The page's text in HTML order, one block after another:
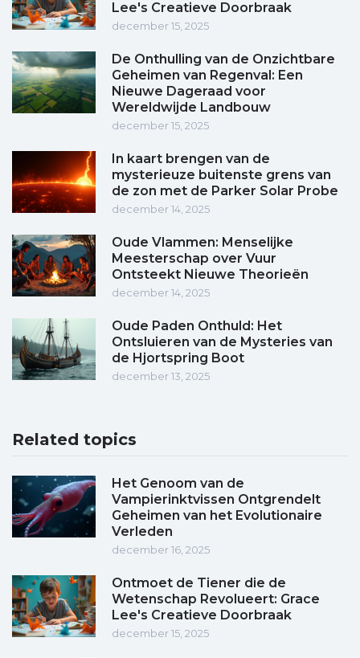
Lee's Creatieve Doorbraak
december 15, 2025
De Onthulling van de Onzichtbare
Geheimen van Regenval: Een
Nieuwe Dageraad voor
Wereldwijde Landbouw
december 15, 2025
In kaart brengen van de
mysterieuze buitenste grens van
de zon met de Parker Solar Probe
december 14, 2025
Oude Vlammen: Menselijke
Meesterschap over Vuur
Ontsteekt Nieuwe Theorieën
december 14, 2025
Oude Paden Onthuld: Het
Ontsluieren van de Mysteries van
de Hjortspring Boot
december 13, 2025
Related topics
Het Genoom van de
Vampierinktvissen Ontgrendelt
Geheimen van het Evolutionaire
Verleden
december 16, 2025
Ontmoet de Tiener die de
Wetenschap Revolueert: Grace
Lee's Creatieve Doorbraak
december 15, 2025